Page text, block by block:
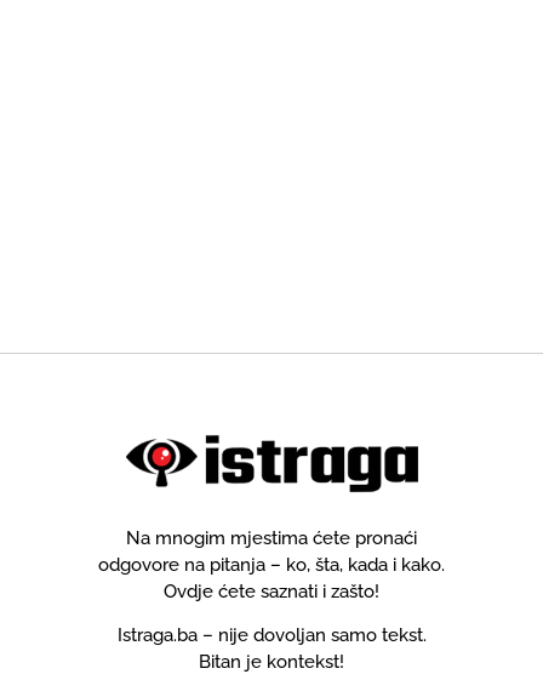
Na mnogim mjestima ćete pronaći
odgovore na pitanja – ko, šta, kada i kako.
Ovdje ćete saznati i zašto!
Istraga.ba – nije dovoljan samo tekst.
Bitan je kontekst!